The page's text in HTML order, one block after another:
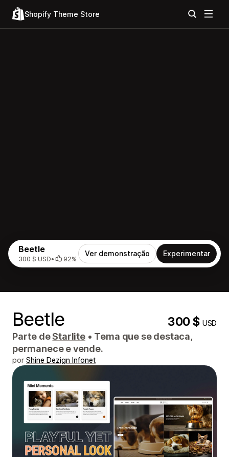
Shopify Theme Store
Beetle
300 $ USD• 92%
Ver demonstração Experimentar
Beetle 300 $USD
Parte deStarlite • Tema que se destaca,
permanece e vende.
por Shine Dezign Infonet